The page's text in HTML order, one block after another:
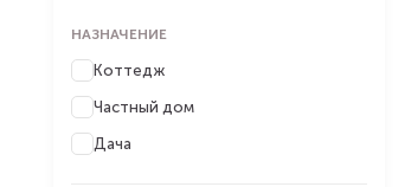
НАЗНАЧЕНИЕ
Коттедж
Частный дом
Дача